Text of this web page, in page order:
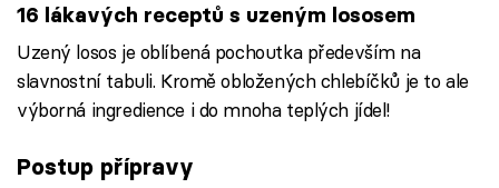
16 lákavých receptů s uzeným lososem
Uzený losos je oblíbená pochoutka především na
slavnostní tabuli. Kromě obložených chlebíčků je to ale
výborná ingredience i do mnoha teplých jídel!
Postup přípravy